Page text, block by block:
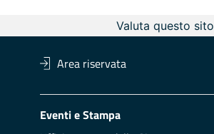
Valuta questo sito
Area riservata
Eventi e Stampa